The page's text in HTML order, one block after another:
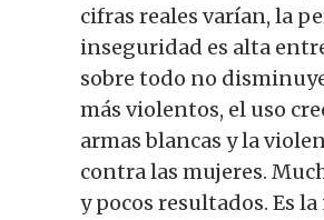
cifras reales varían, la
inseguridad es alta
sobre todo no
más violentos, el uso
armas blancas y la
contra las mujeres.
y pocos resultados. Es